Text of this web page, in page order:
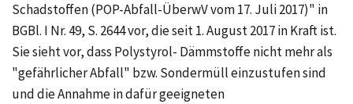
Schadstoffen (POP-Abfall-ÜberwV vom 17. Juli 2017)" in
BGBl. I Nr. 49, S. 2644 vor, die seit 1. August 2017 in Kraft ist.
Sie sieht vor, dass Polystyrol- Dämmstoffe nicht mehr als
"gefährlicher Abfall" bzw. Sondermüll einzustufen sind
und die Annahme in dafür geeigneten